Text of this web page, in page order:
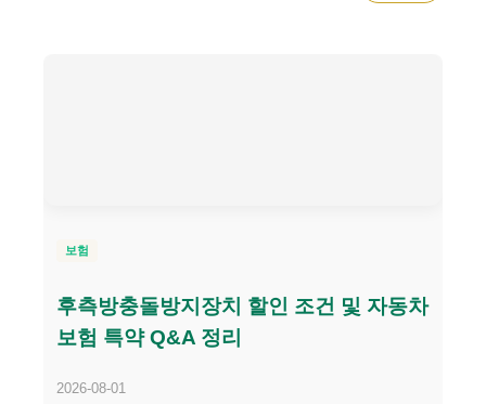
보험
후측방충돌방지장치 할인 조건 및 자동차
보험 특약 Q&A 정리
2026-08-01